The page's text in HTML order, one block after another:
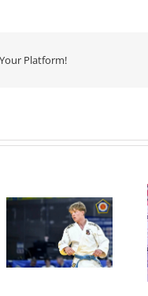
Platform!
Mistrovství ČR
mužů